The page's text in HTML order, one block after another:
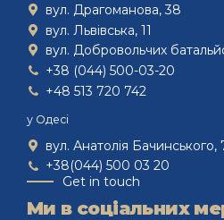
вул. Драгоманова, 38
вул. Львівська, 11
вул. Добровольчих
+38 (044) 500-03-20
+48 513 720 742
у Одесі
вул. Анатолія
+38(044) 500 03 20
Get in touch
Ми в соціальних